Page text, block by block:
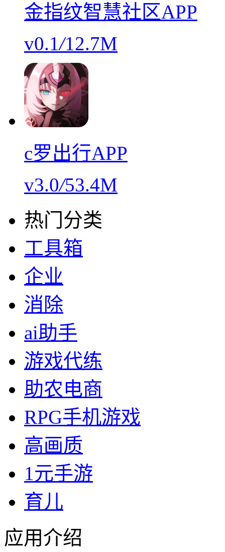
金指纹智慧社区APP
v0.1/12.7M
c罗出行APP
v3.0/53.4M
热门分类
工具箱
企业
消除
ai助手
游戏代练
助农电商
RPG手机游戏
高画质
1元手游
育儿
应用介绍